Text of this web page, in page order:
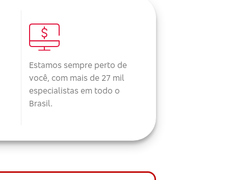
Estamos sempre perto de
você, com mais de 27 mil
especialistas em todo o
Brasil.